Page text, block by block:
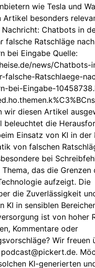
wie Tesla und
Artikel besonders
Chatbots in
falsche Ratschläge nach
bei Eingabe Quelle:
news/Chatbots-
falsche-Ratschlaege-
bei-Eingabe-
wir diesen Artikel
beleuchtet die
Einsatz von KI in der
von falschen
bei
das die Grenzen
aufzeigt. Die
die Zuverlässigkeit
KI in sensiblen
ist von hoher
Kommentare oder
Wir freuen
KI-generierten